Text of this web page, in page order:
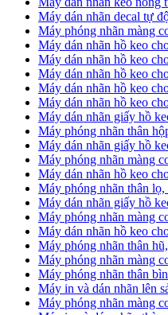
Máy dán nhãn decal tự
Máy phóng nhãn màng
Máy dán nhãn hồ keo
Máy dán nhãn hồ keo
Máy dán nhãn hồ keo
Máy dán nhãn hồ keo
Máy dán nhãn hồ keo
Máy dán nhãn giấy hồ
Máy phóng nhãn thân
Máy dán nhãn giấy hồ
Máy phóng nhãn màng
Máy dán nhãn hồ keo
Máy phóng nhãn thân lọ,
Máy dán nhãn giấy hồ
Máy phóng nhãn màng
Máy dán nhãn hồ keo
Máy phóng nhãn thân
Máy phóng nhãn màng
Máy phóng nhãn thân
Máy in và dán nhãn lên
Máy phóng nhãn màng